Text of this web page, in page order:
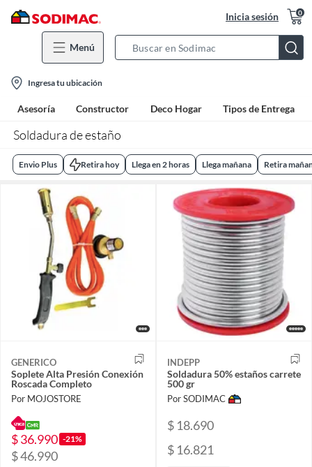
Inicia sesión 0
Menú
Bar
location-
icon
Ingresa tu ubicación
Asesoría Constructor Deco Hogar Tipos de Entrega
Soldadura de estaño
Envio Plus Retira hoy Llega en 2 horas Llega mañana Retira
GENERICO
Soplete Alta Presión Conexión
Roscada Completo
Por MOJOSTORE
$ 36.990 -21%
$ 46.990
INDEPP
Soldadura 50% estaños carrete
500 gr
Por SODIMAC
$ 18.690
$ 16.821